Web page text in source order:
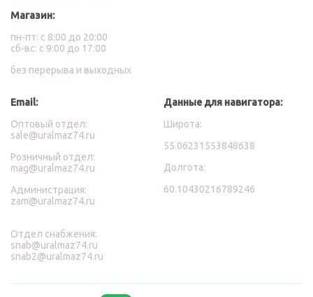
Магазин:
пн-пт: с 8:00 до 20:00
сб-вс: с 9:00 до 17:00
без перерыва и выходных
Email:
Оптовый отдел:
sale@uralmaz74.ru
Розничный отдел:
mag@uralmaz74.ru
Администрация:
zam@uralmaz74.ru
Отдел снабжения:
snab@uralmaz74.ru
snab2@uralmaz74.ru
Данные для навигатора:
Широта:
55.06231553848638
Долгота:
60.10430216789246